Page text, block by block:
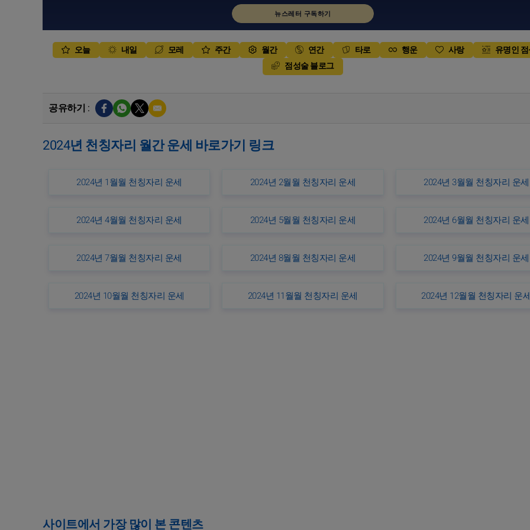
뉴스레터 구독하기
오늘 내일 모레 주간 월간 연간 타로 행운 사랑
유명인
점성술 블로그
공유하기 :
2024년 천칭자리 월간 운세 바로가기 링크
2024년 1월월 천칭자리 운세 2024년 2월월 천칭자리 운세 2024년 3월월 천칭자리 운세
2024년 4월월 천칭자리 운세 2024년 5월월 천칭자리 운세 2024년 6월월 천칭자리 운세
2024년 7월월 천칭자리 운세 2024년 8월월 천칭자리 운세 2024년 9월월 천칭자리 운세
2024년 10월월 천칭자리 운세 2024년 11월월 천칭자리 운세 2024년 12월월 천칭자리 운
사이트에서 가장 많이 본 콘텐츠